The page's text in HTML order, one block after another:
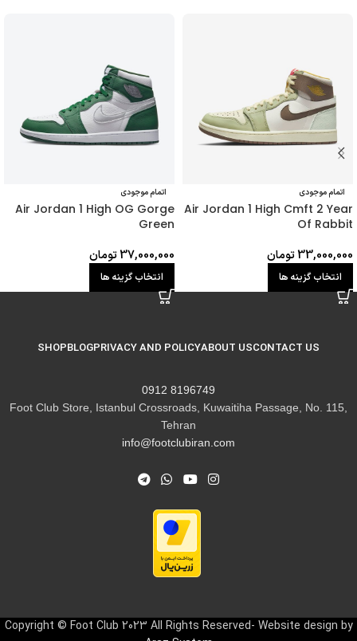
اتمام موجودی
Air Jordan 1 High Cmft 2 Year
Of Rabbit
33,000,000تومان
انتخاب گزینه ها
اتمام موجودی
Air Jordan 1 High OG Gorge
Green
37,000,000تومان
انتخاب گزینه ها
CONTACT US
ABOUT US
PRIVACY AND POLICY
BLOG
SHOP
8196749 0912
Foot Club Store, Istanbul Crossroads, Kuwaitiha Passage, No. 115,
Tehran
info@footclubiran.com
Copyright © Foot Club 2023 All Rights Reserved- Website design by